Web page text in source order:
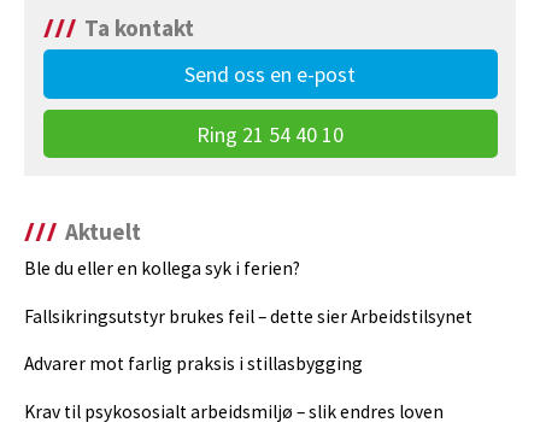
Ta kontakt
Send oss en e-post
Ring 21 54 40 10
Aktuelt
Ble du eller en kollega syk i ferien?
Fallsikringsutstyr brukes feil – dette sier Arbeidstilsynet
Advarer mot farlig praksis i stillasbygging
Krav til psykososialt arbeidsmiljø – slik endres loven